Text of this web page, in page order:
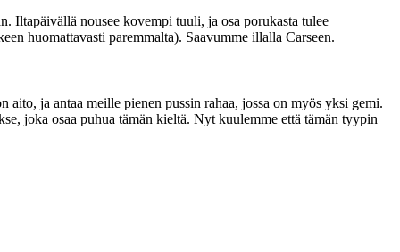
Iltapäivällä nousee kovempi tuuli, ja osa porukasta tulee
huomattavasti paremmalta). Saavumme illalla Carseen.
aito, ja antaa meille pienen pussin rahaa, jossa on myös yksi gemi.
joka osaa puhua tämän kieltä. Nyt kuulemme että tämän tyypin